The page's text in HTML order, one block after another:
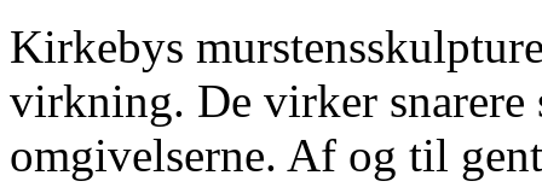
Kirkebys
virkning. De virker snarere
omgivelserne. Af og til